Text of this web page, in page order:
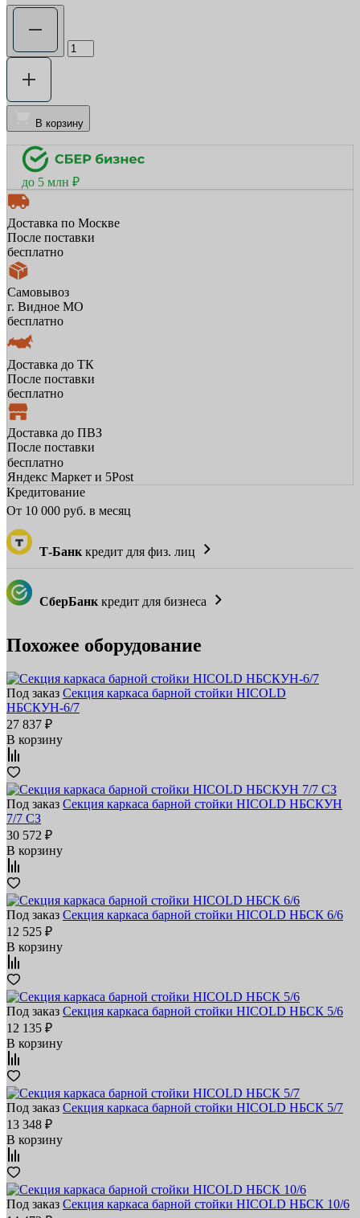
В корзину
до 5 млн ₽
Доставка по Москве
После поставки
бесплатно
Самовывоз
г. Видное МО
бесплатно
Доставка до ТК
После поставки
бесплатно
Доставка до ПВЗ
После поставки
бесплатно
Яндекс Маркет и 5Post
Кредитование
От 10 000 руб. в месяц
Т-Банк кредит для физ. лиц
СберБанк кредит для бизнеса
Похожее оборудование
Под заказ Секция каркаса барной стойки HICOLD
НБСКУН-6/7
27 837 ₽
В корзину
Под заказ Секция каркаса барной стойки HICOLD НБСКУН
7/7 СЗ
30 572 ₽
В корзину
Под заказ Секция каркаса барной стойки HICOLD НБСК 6/6
12 525 ₽
В корзину
Под заказ Секция каркаса барной стойки HICOLD НБСК 5/6
12 135 ₽
В корзину
Под заказ Секция каркаса барной стойки HICOLD НБСК 5/7
13 348 ₽
В корзину
Под заказ Секция каркаса барной стойки HICOLD НБСК 10/6